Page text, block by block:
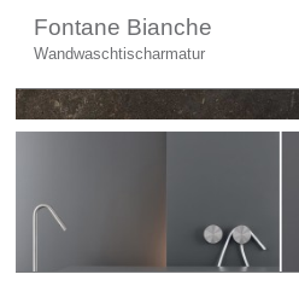
Fontane Bianche
Wandwaschtischarmatur